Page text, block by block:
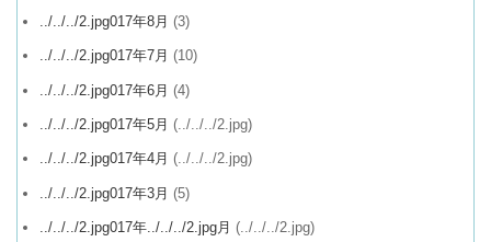
../../../2.jpg017年8月 (3)
../../../2.jpg017年7月 (10)
../../../2.jpg017年6月 (4)
../../../2.jpg017年5月 (../../../2.jpg)
../../../2.jpg017年4月 (../../../2.jpg)
../../../2.jpg017年3月 (5)
../../../2.jpg017年../../../2.jpg月 (../../../2.jpg)